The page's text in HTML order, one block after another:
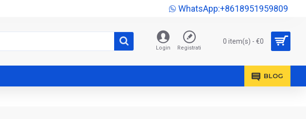
WhatsApp:+8618951959809
Login Registrati
0 item(s) - €0
BLOG